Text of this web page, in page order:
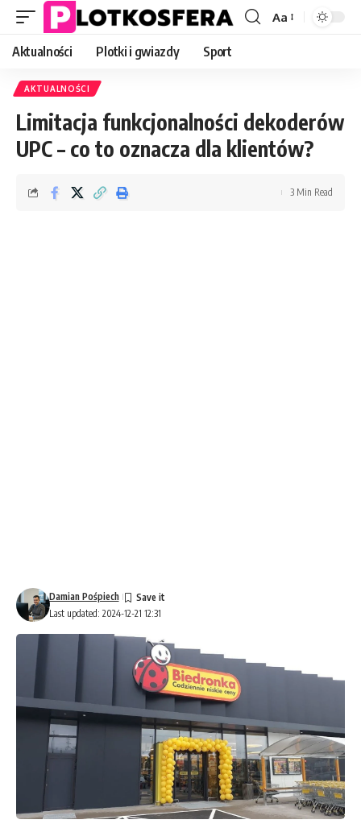
Font
Aa
Aktualności Plotki i gwiazdy Sport
AKTUALNOŚCI
Limitacja funkcjonalności dekoderów
UPC – co to oznacza dla klientów?
Last updated: 2024-12-21 12:31
Damian Pośpiech
3 Min Read